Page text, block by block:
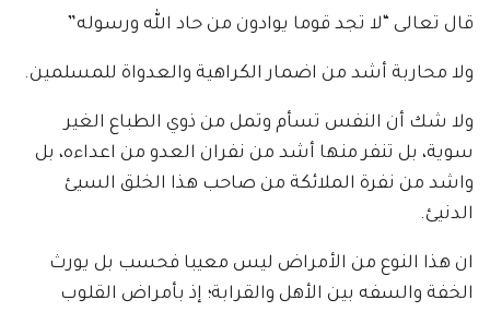
قال تعالى “لا تجد قوما يوادون من حاد الله ورسوله”
ولا محاربة أشد من اضمار الكراهية والعدواة للمسلمين.
ولا شك أن النفس تسأم وتمل من ذوي الطباع الغير
سوية، بل تنفر منها أشد من نفران العدو من اعداءه، بل
واشد من نفرة الملائكة من صاحب هذا الخلق السيئ
الدنيئ.
ان هذا النوع من الأمراض ليس معيبا فحسب بل يورث
الخفة والسفه بين الأهل والقرابة؛ إذ بأمراض القلوب